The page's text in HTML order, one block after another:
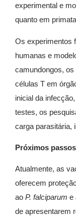
experimental e
quanto em
Os experimentos
humanas e
camundongos,
células T em
inicial da
testes, os
carga parasitária,
Próximos passos
Atualmente, as
oferecem
ao P. falciparum e
de apresentarem